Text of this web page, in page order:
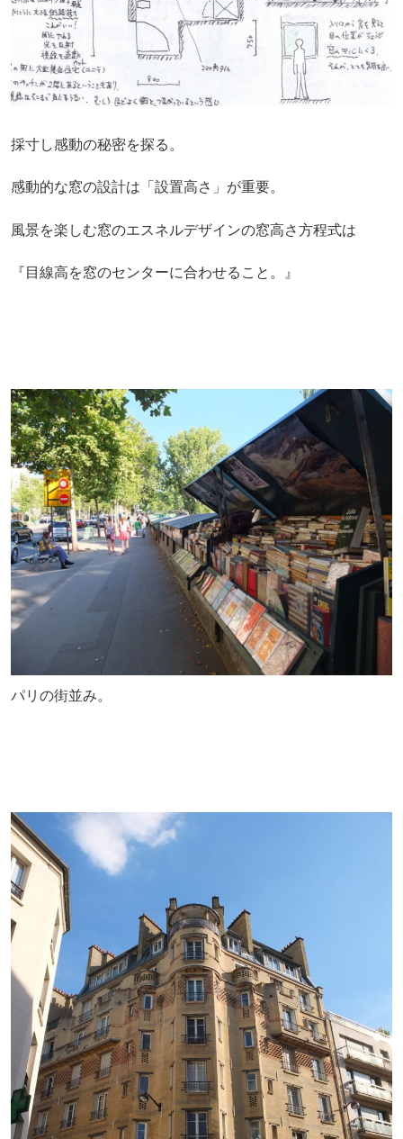
採寸し感動の秘密を探る。
感動的な窓の設計は「設置高さ」が重要。
風景を楽しむ窓のエスネルデザインの窓高さ方程式は
『目線高を窓のセンターに合わせること。』
パリの街並み。